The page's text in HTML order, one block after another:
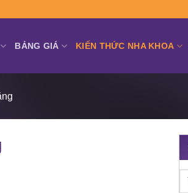
BẢNG GIÁ KIẾN THỨC NHA KHOA